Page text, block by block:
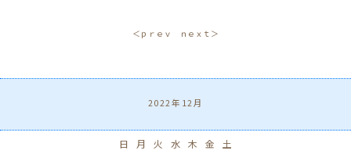
＜ｐｒｅｖ ｎｅｘｔ＞
2022年12月
日 月 火 水 木 金
土